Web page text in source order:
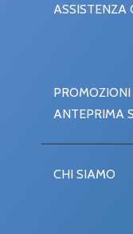
ASSISTENZA
ANTEPRIMA
CHI SIAMO